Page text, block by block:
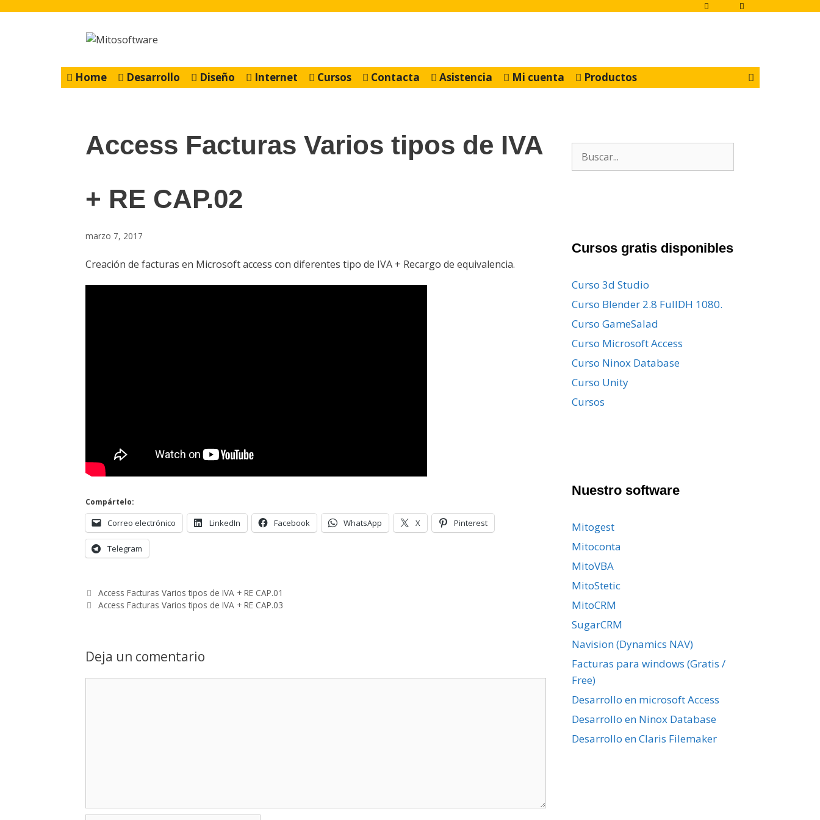
Home Desarrollo Diseño Internet Cursos Contacta Asistencia Mi cuenta Productos
Access Facturas Varios tipos de IVA
+ RE CAP.02
marzo 7, 2017
Creación de facturas en Microsoft access con diferentes tipo de IVA + Recargo de equivalencia.
Compártelo:
Correo electrónico LinkedIn Facebook WhatsApp X Pinterest
Telegram
Access Facturas Varios tipos de IVA + RE CAP.01
Access Facturas Varios tipos de IVA + RE CAP.03
Deja un comentario
Buscar:
Cursos gratis disponibles
Curso 3d Studio
Curso Blender 2.8 FullDH 1080.
Curso GameSalad
Curso Microsoft Access
Curso Ninox Database
Curso Unity
Cursos
Nuestro software
Mitogest
Mitoconta
MitoVBA
MitoStetic
MitoCRM
SugarCRM
Navision (Dynamics NAV)
Facturas para windows (Gratis /
Free)
Desarrollo en microsoft Access
Desarrollo en Ninox Database
Desarrollo en Claris Filemaker